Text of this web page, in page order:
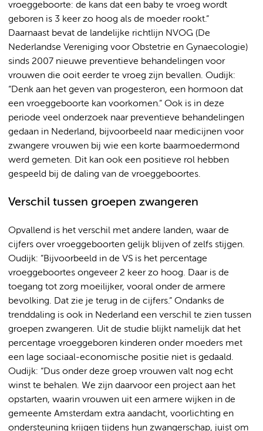
vroeggeboorte: de kans dat een baby te vroeg wordt
geboren is 3 keer zo hoog als de moeder rookt.”
Daarnaast bevat de landelijke richtlijn NVOG (De
Nederlandse Vereniging voor Obstetrie en Gynaecologie)
sinds 2007 nieuwe preventieve behandelingen voor
vrouwen die ooit eerder te vroeg zijn bevallen. Oudijk:
“Denk aan het geven van progesteron, een hormoon dat
een vroeggeboorte kan voorkomen.” Ook is in deze
periode veel onderzoek naar preventieve behandelingen
gedaan in Nederland, bijvoorbeeld naar medicijnen voor
zwangere vrouwen bij wie een korte baarmoedermond
werd gemeten. Dit kan ook een positieve rol hebben
gespeeld bij de daling van de vroeggeboortes.
Verschil tussen groepen zwangeren
Opvallend is het verschil met andere landen, waar de
cijfers over vroeggeboorten gelijk blijven of zelfs stijgen.
Oudijk: ”Bijvoorbeeld in de VS is het percentage
vroeggeboortes ongeveer 2 keer zo hoog. Daar is de
toegang tot zorg moeilijker, vooral onder de armere
bevolking. Dat zie je terug in de cijfers.” Ondanks de
trenddaling is ook in Nederland een verschil te zien tussen
groepen zwangeren. Uit de studie blijkt namelijk dat het
percentage vroeggeboren kinderen onder moeders met
een lage sociaal-economische positie niet is gedaald.
Oudijk: “Dus onder deze groep vrouwen valt nog echt
winst te behalen. We zijn daarvoor een project aan het
opstarten, waarin vrouwen uit een armere wijken in de
gemeente Amsterdam extra aandacht, voorlichting en
ondersteuning krijgen tijdens hun zwangerschap, juist om